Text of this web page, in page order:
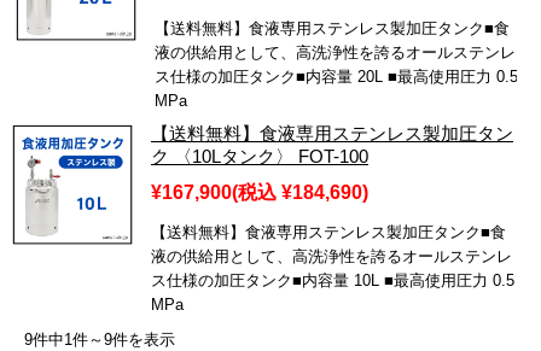
【送料無料】食液専用ステンレス製加圧タンク■食
液の供給用として、高洗浄性を誇るオールステンレ
ス仕様の加圧タンク■内容量 20L ■最高使用圧力 0.5
MPa
【送料無料】食液専用ステンレス製加圧タン
ク 〈10Lタンク〉 FOT-100
¥167,900(税込 ¥184,690)
【送料無料】食液専用ステンレス製加圧タンク■食
液の供給用として、高洗浄性を誇るオールステンレ
ス仕様の加圧タンク■内容量 10L ■最高使用圧力 0.5
MPa
9件中1件～9件を表示